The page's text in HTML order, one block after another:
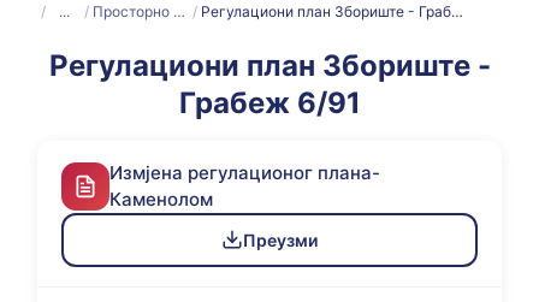
/ ... / Просторно планска документација / Регулациони план Збориште - Грабеж 6/91
Регулациони план Збориште -
Грабеж 6/91
Измјена регулационог плана-
Каменолом
Преузми